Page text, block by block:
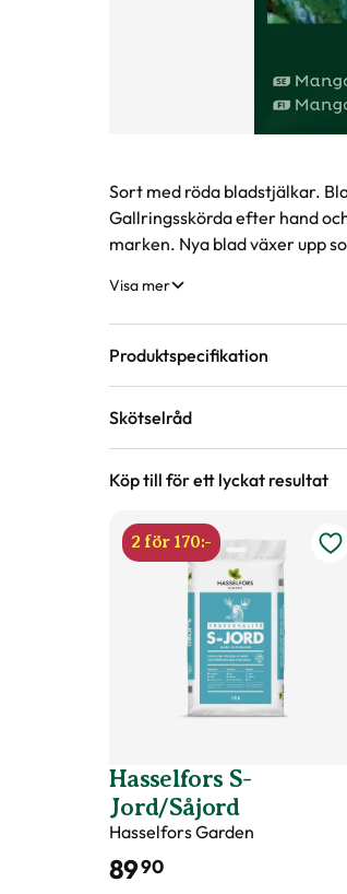
Sort med röda bladstjälkar.
Gallringsskörda efter hand
marken. Nya blad växer upp
Visa mer
Produktspecifikation
Förväntad sluthöjd
Bladfärg Grön
Varumärke Nelson Garden
111109
Skötselråd
Mognadstid Juli, Augusti,
Köp till för ett lyckat resultat
2 för 170:-
Hasselfors S-
Jord/Såjord
Hasselfors Garden
8990